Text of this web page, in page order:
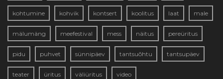
kohtumine kohvik kontsert koolitus laat male
mälumäng meefestival mess näitus pereüritus
pidu puhvet sünnipäev tantsuõhtu tantsupäev
teater üritus väliüritus video